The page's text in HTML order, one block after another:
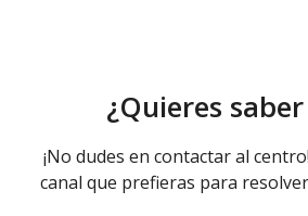
¿Quieres
¡No dudes en contactar al
canal que prefieras para